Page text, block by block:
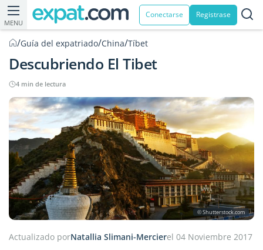
MENU
Conectarse Registrase
/Guía del expatriado/China/Tíbet
Descubriendo El Tibet
4 min de lectura
© Shutterstock.com
Actualizado porNatallia Slimani-Mercierel 04 Noviembre 2017